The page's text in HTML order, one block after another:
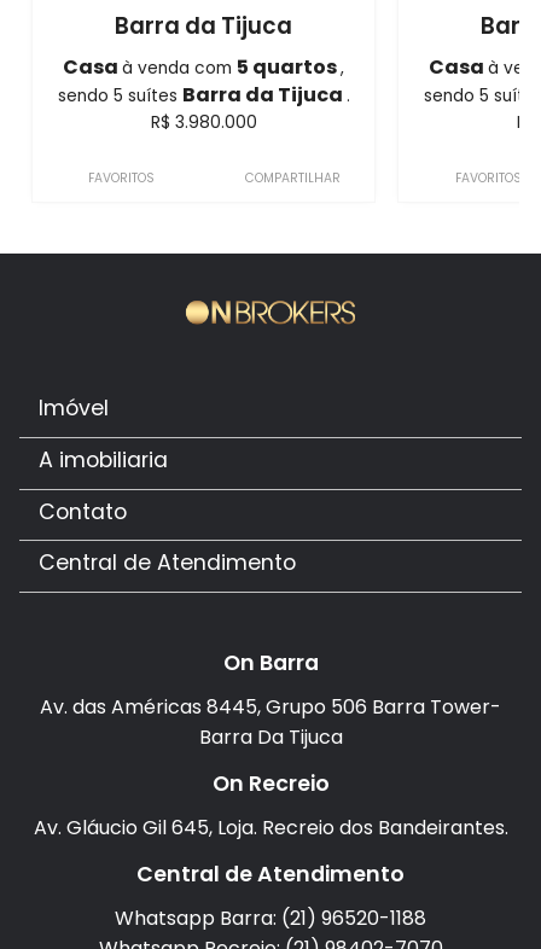
Barra da Tijuca
Casaà venda com 5 quartos,
sendo 5 suítes Barra da Tijuca .
R$ 3.980.000
FAVORITOS COMPARTILHAR
Casaà
sendo 5
FAVORITOS
Imóvel
A imobiliaria
Contato
Central de Atendimento
On Barra
Av. das Américas 8445, Grupo 506 Barra Tower-
Barra Da Tijuca
On Recreio
Av. Gláucio Gil 645, Loja. Recreio dos Bandeirantes.
Central de Atendimento
Whatsapp Barra: (21) 96520-1188